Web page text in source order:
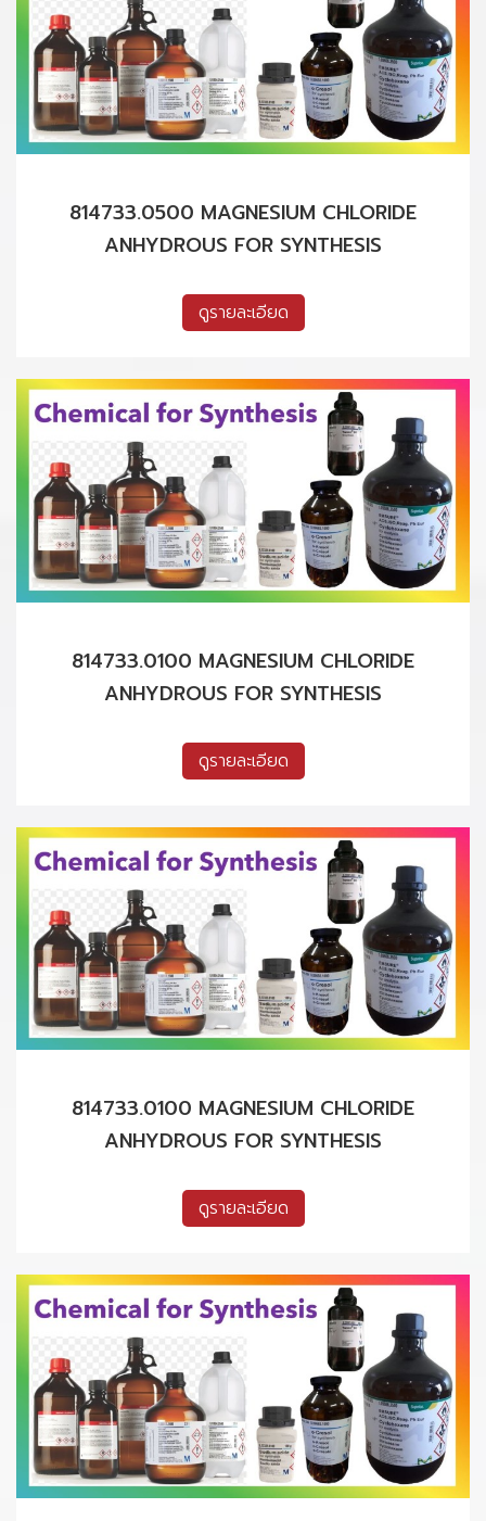
814733.0500 MAGNESIUM CHLORIDE
ANHYDROUS FOR SYNTHESIS
ดูรายละเอียด
814733.0100 MAGNESIUM CHLORIDE
ANHYDROUS FOR SYNTHESIS
ดูรายละเอียด
814733.0100 MAGNESIUM CHLORIDE
ANHYDROUS FOR SYNTHESIS
ดูรายละเอียด